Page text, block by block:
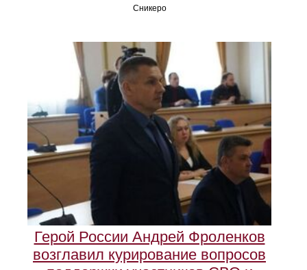
Сникеро
Герой России Андрей Фроленков
возглавил курирование вопросов